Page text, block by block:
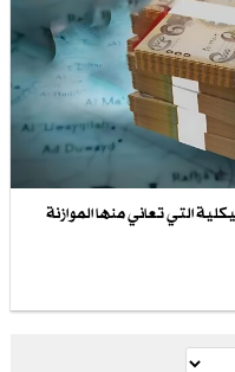
التي تعاني منها الموازنة